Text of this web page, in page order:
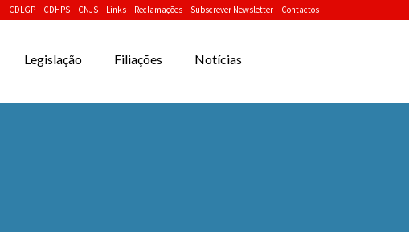
CDLGP CDHPS CNJS Links Reclamações Subscrever Newsletter Contactos
Legislação Filiações Notícias